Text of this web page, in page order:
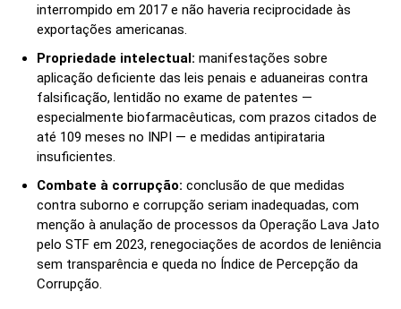
interrompido em 2017 e não haveria reciprocidade às
exportações americanas.
Propriedade intelectual: manifestações sobre
aplicação deficiente das leis penais e aduaneiras contra
falsificação, lentidão no exame de patentes —
especialmente biofarmacêuticas, com prazos citados de
até 109 meses no INPI — e medidas antipirataria
insuficientes.
Combate à corrupção: conclusão de que medidas
contra suborno e corrupção seriam inadequadas, com
menção à anulação de processos da Operação Lava Jato
pelo STF em 2023, renegociações de acordos de leniência
sem transparência e queda no Índice de Percepção da
Corrupção.